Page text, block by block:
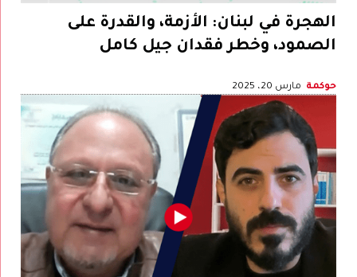
الهجرة في لبنان: الأزمة، والقدرة على
الصمود، وخطر فقدان جيل كامل
حوكمة مارس 20، 2025